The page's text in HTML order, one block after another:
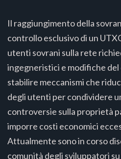
Il raggiungimento della
controllo esclusivo di un
utenti sovrani sulla rete
ingegneristici e modifiche del
stabilire meccanismi che
degli utenti per condividere
controversie sulla proprietà
imporre costi economici
Attualmente sono in corso
comunità degli sviluppatori